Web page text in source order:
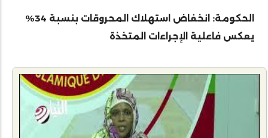
الحكومة: انخفاض استهلاك المحروقات بنسبة 34%
يعكس فاعلية الإجراءات المتخذة